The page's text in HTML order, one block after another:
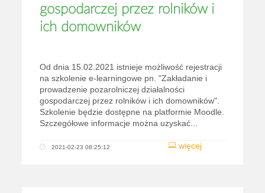
gospodarczej przez rolników i
ich domowników
Od dnia 15.02.2021 istnieje możliwość rejestracji
na szkolenie e-learningowe pn. "Zakładanie i
prowadzenie pozarolniczej działalności
gospodarczej przez rolników i ich domowników".
Szkolenie będzie dostępne na platformie Moodle.
Szczegółowe informacje można uzyskać...
więcej
2021-02-23 08:25:12